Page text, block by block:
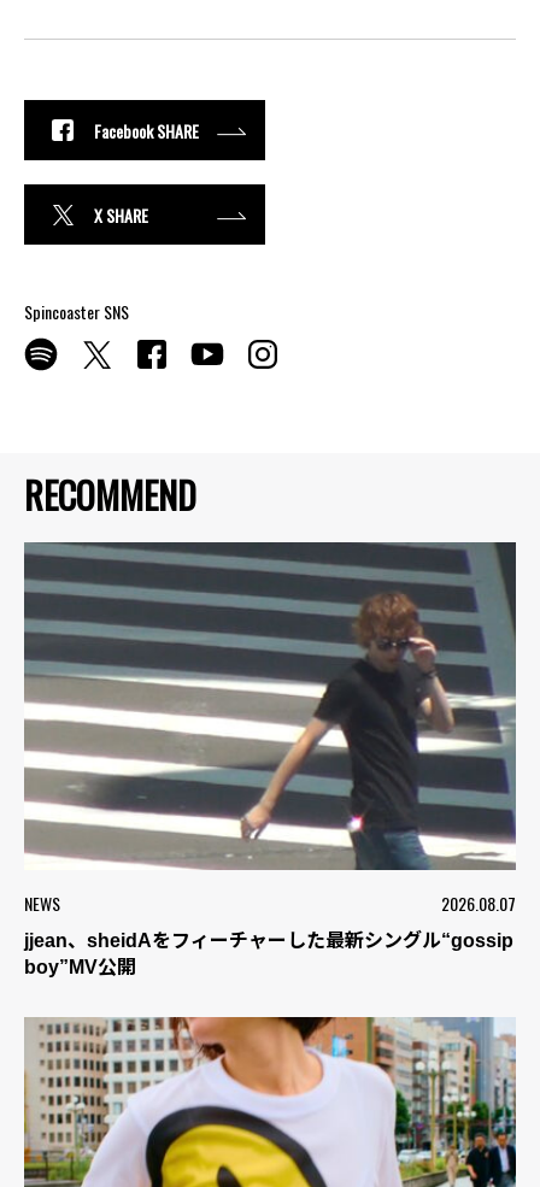
RECOMMEND
NEWS 2026.08.07
jjean、sheidAをフィーチャーした最新シングル“gossip
boy”MV公開
Facebook SHARE
X SHARE
Spincoaster SNS